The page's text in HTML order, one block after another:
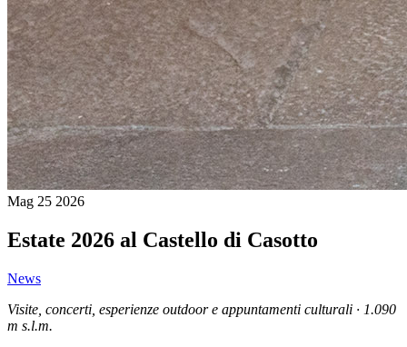
Mag 25 2026
Estate 2026 al Castello di Casotto
News
Visite, concerti, esperienze outdoor e appuntamenti culturali · 1.090
m s.l.m.